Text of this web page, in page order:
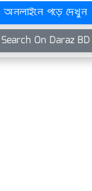
অনলাইনে পড়ে দেখুন
Search On Daraz BD